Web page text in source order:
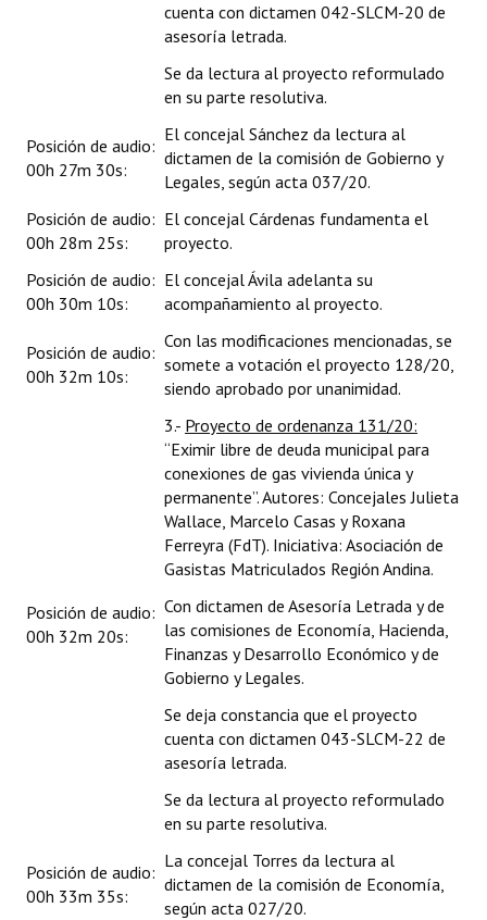
cuenta con dictamen 042-SLCM-20 de
asesoría letrada.
Se da lectura al proyecto reformulado
en su parte resolutiva.
Posición de audio:
00h 27m 30s:
El concejal Sánchez da lectura al
dictamen de la comisión de Gobierno y
Legales, según acta 037/20.
Posición de audio:
00h 28m 25s:
El concejal Cárdenas fundamenta el
proyecto.
Posición de audio:
00h 30m 10s:
El concejal Ávila adelanta su
acompañamiento al proyecto.
Posición de audio:
00h 32m 10s:
Con las modificaciones mencionadas, se
somete a votación el proyecto 128/20,
siendo aprobado por unanimidad.
Posición de audio:
00h 32m 20s:
3.- Proyecto de ordenanza 131/20:
“Eximir libre de deuda municipal para
conexiones de gas vivienda única y
permanente”. Autores: Concejales Julieta
Wallace, Marcelo Casas y Roxana
Ferreyra (FdT). Iniciativa: Asociación de
Gasistas Matriculados Región Andina.
Con dictamen de Asesoría Letrada y de
las comisiones de Economía, Hacienda,
Finanzas y Desarrollo Económico y de
Gobierno y Legales.
Se deja constancia que el proyecto
cuenta con dictamen 043-SLCM-22 de
asesoría letrada.
Se da lectura al proyecto reformulado
en su parte resolutiva.
Posición de audio:
00h 33m 35s:
La concejal Torres da lectura al
dictamen de la comisión de Economía,
según acta 027/20.